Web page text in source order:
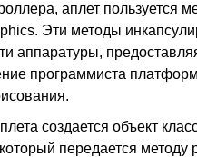
аплет пользуется
Эти методы
аппаратуры,
программиста
создается объект
передается методу